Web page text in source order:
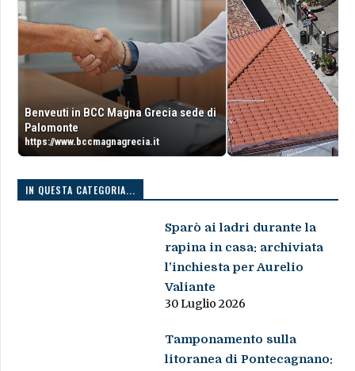
Benveuti in BCC Magna Grecia sede di
Palomonte
https://www.bccmagnagrecia.it
IN QUESTA CATEGORIA...
Sparò ai ladri durante la
rapina in casa: archiviata
l’inchiesta per Aurelio
Valiante
30 Luglio 2026
Tamponamento sulla
litoranea di Pontecagnano: